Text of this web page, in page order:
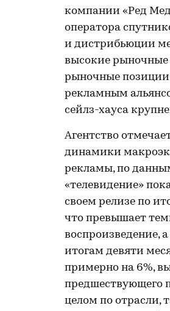
компании «Ред
оператора
и дистрибьюции
высокие рыночные
рыночные позиции
рекламным
сейлз-хауса
Агентство
динамики
рекламы, по
«телевидение»
своем релизе по
что превышает
воспроизведение,
итогам девяти
примерно на 6%,
предшествующего
целом по отрасли,